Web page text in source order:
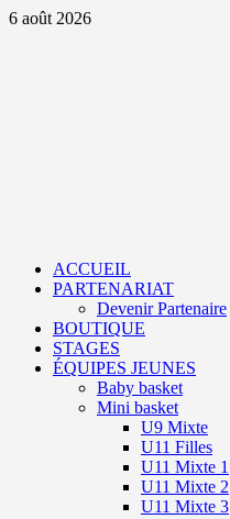
Aller
6 août 2026
ACCUEIL
PARTENARIAT
Devenir Partenaire
BOUTIQUE
STAGES
ÉQUIPES JEUNES
Baby basket
Mini basket
U9 Mixte
U11 Filles
U11 Mixte 1
U11 Mixte 2
U11 Mixte 3